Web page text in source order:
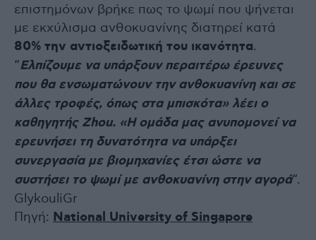
επιστημόνων βρήκε πως το ψωμί που ψήνεται
με εκχύλισμα ανθοκυανίνης διατηρεί κατά
80% την αντιοξειδωτική του ικανότητα.
“Ελπίζουμε να υπάρξουν περαιτέρω έρευνες
που θα ενσωματώνουν την ανθοκυανίνη και σε
άλλες τροφές, όπως στα μπισκότα» λέει ο
καθηγητής Zhou. «Η ομάδα μας ανυπομονεί να
ερευνήσει τη δυνατότητα να υπάρξει
συνεργασία με βιομηχανίες έτσι ώστε να
συστήσει το ψωμί με ανθοκυανίνη στην αγορά“.
GlykouliGr
Πηγή: National University of Singapore